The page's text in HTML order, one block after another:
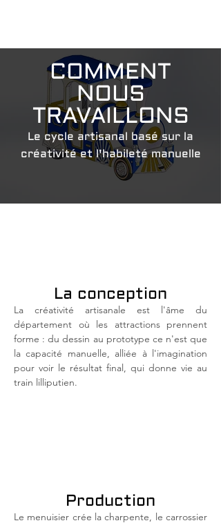
COMMENT
NOUS
TRAVAILLONS
Le cycle artisanal basé sur la
créativité et l'habileté manuelle
La conception
La créativité artisanale est l'âme du
département où les attractions prennent
forme : du dessin au prototype ce n'est que
la capacité manuelle, alliée à l'imagination
pour voir le résultat final, qui donne vie au
train lilliputien.
Production
Le menuisier crée la charpente, le carrossier